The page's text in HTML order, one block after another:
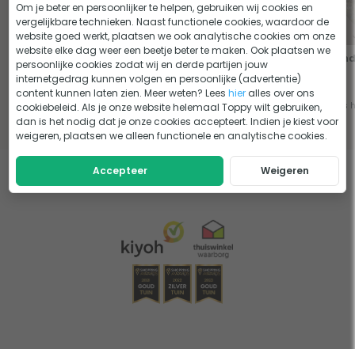
De decoratie van een biOrb,
wat past er bij jou?
Lees het advies
5 stijlen om je biOrb mee te
decoreren
Lees het advies
Eerder bekeken door jou
Om je beter en persoonlijker te helpen, gebruiken wij cookies en
vergelijkbare technieken. Naast functionele cookies, waardoor de
website goed werkt, plaatsen we ook analytische cookies om onze
website elke dag weer een beetje beter te maken. Ook plaatsen we
persoonlijke cookies zodat wij en derde partijen jouw
internetgedrag kunnen volgen en persoonlijke (advertentie)
content kunnen laten zien. Meer weten? Leeshier alles over ons
cookiebeleid. Als je onze website helemaal Toppy wilt gebruiken,
dan is het nodig dat je onze cookies accepteert. Indien je kiest voor
weigeren, plaatsen we alleen functionele en analytische cookies.
Accepteer Weigeren